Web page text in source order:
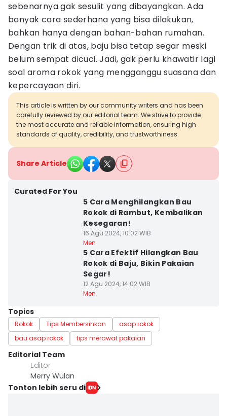
sebenarnya gak sesulit yang dibayangkan. Ada
banyak cara sederhana yang bisa dilakukan,
bahkan hanya dengan bahan-bahan rumahan.
Dengan trik di atas, baju bisa tetap segar meski
belum sempat dicuci. Jadi, gak perlu khawatir lagi
soal aroma rokok yang mengganggu suasana dan
kepercayaan diri.
This article is written by our community writers and has been
carefully reviewed by our editorial team. We strive to provide
the most accurate and reliable information, ensuring high
standards of quality, credibility, and trustworthiness.
Share Article
Curated For You
5 Cara Menghilangkan Bau
Rokok di Rambut, Kembalikan
Kesegaran!
16 Agu 2024, 10:02 WIB
Men
5 Cara Efektif Hilangkan Bau
Rokok di Baju, Bikin Pakaian
Segar!
12 Agu 2024, 14:02 WIB
Men
Topics
Rokok Tips Membersihkan
asap rokok
bau asap rokok
tips merawat pakaian
Editorial Team
Editor
Merry Wulan
Tonton lebih seru di